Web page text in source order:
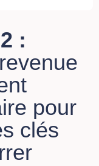
:
pour
clés